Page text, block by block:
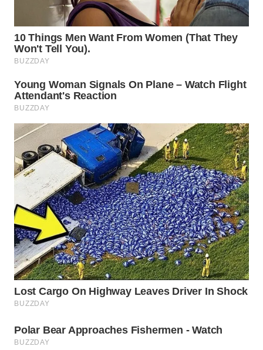
BORNEO
Wahana
Media
Group
WAHANA
NEWS
WAHANA
TANI
WAHANA
ADVOKAT
WAHANA
INFRASTRUKTUR
WAHANA
KONSUMEN
WAHANA
WAHANA